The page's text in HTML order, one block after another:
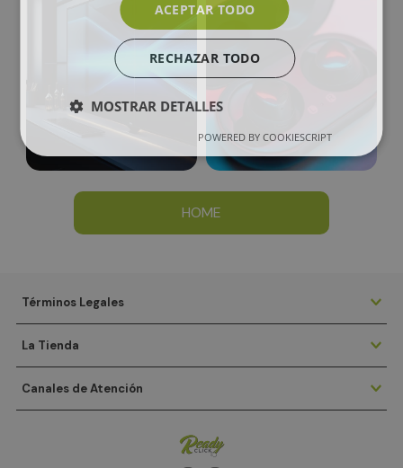
HOME
Términos Legales
La Tienda
Canales de Atención
ACEPTAR TODO
RECHAZAR TODO
MOSTRAR DETALLES
POWERED BY COOKIESCRIPT